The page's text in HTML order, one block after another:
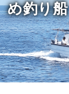
め釣り